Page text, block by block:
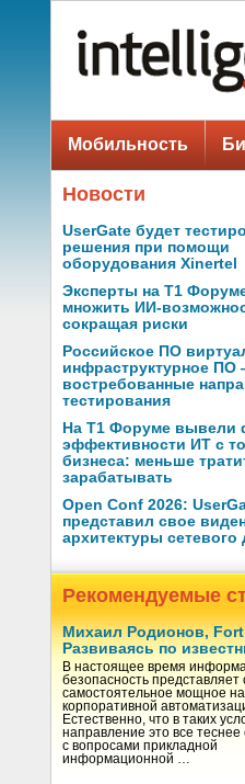
Мобильность
Новости
UserGate будет
решения при помощи
оборудования Xinertel
Эксперты на Т1
множить ИИ-
сокращая риски
Российское ПО
инфраструктурное ПО
востребованные
тестирования
На Т1 Форуме вывели
эффективности ИТ с
бизнеса: меньше
зарабатывать
Open Conf 2026:
представил свое
архитектуры сетевого
Рекомендуемые
Михаил Родионов,
Развиваясь по
В настоящее время
безопасность представляет
самостоятельное мощное
корпоративной
Естественно, что в таких
направление это все теснее
с вопросами прикладной
информационной …